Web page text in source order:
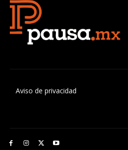
Aviso de privacidad